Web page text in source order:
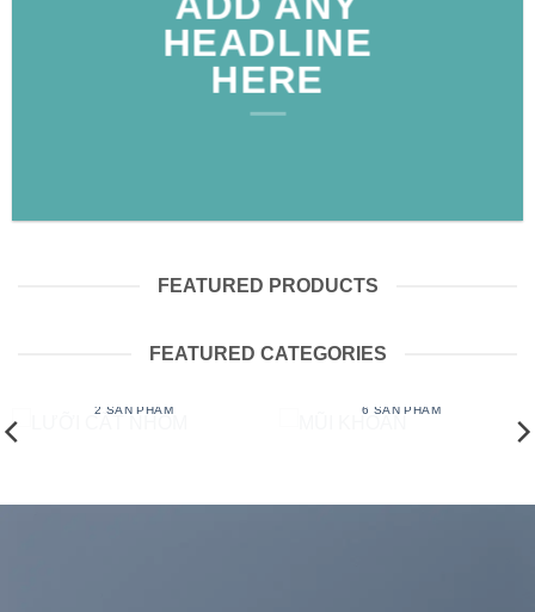
HEADLINE
HERE
FEATURED PRODUCTS
FEATURED CATEGORIES
2 SẢN PHẨM 6 SẢN PHẨM